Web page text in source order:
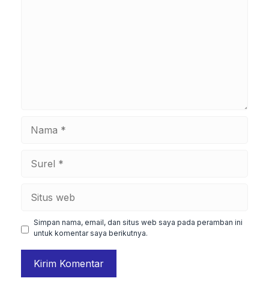
web
Simpan nama, email, dan situs web saya pada peramban ini
untuk komentar saya berikutnya.